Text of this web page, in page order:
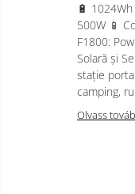
🔋
500W 📱
F1800:
Solară și
stație
camping,
Olvass